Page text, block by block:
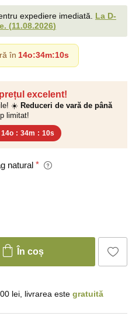
excelent!
☀️ Reduceri de vară de până
limitat!
14o : 34m : 9s
natural
expediere imediată. La D-
(11.08.2026)
în 14o:34m:9s
În coș
lei, livrarea este gratuită